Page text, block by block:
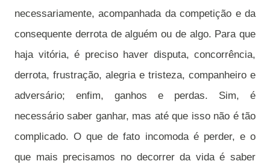
necessariamente, acompanhada da competição e da
consequente derrota de alguém ou de algo. Para que
haja vitória, é preciso haver disputa, concorrência,
derrota, frustração, alegria e tristeza, companheiro e
adversário; enfim, ganhos e perdas. Sim, é
necessário saber ganhar, mas até que isso não é tão
complicado. O que de fato incomoda é perder, e o
que mais precisamos no decorrer da vida é saber